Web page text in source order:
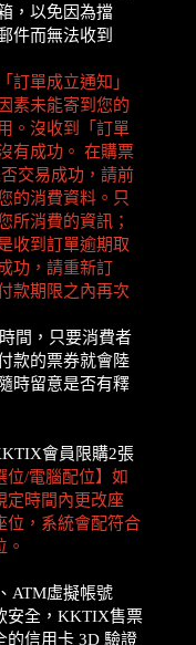
，以免因為擋
件而無法收到
訂單成立通知」
素未能寄到您的
。沒收到「訂單
有成功。 在購票
交易成功，請前
的消費資料。只
所消費的資訊；
收到訂單逾期取
功，請重新訂
款期限之內再次
間，只要消費者
款的票券就會陸
時留意是否有釋
會員限購2張
位/電腦配位】如
定時間內更改座
位，系統會配符合
ATM虛擬帳號
安全，KKTIX售票
的信用卡 3D 驗證